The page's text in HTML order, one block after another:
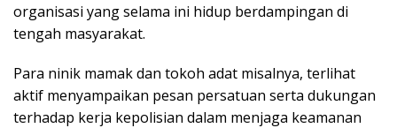
organisasi yang selama ini hidup berdampingan di
tengah masyarakat.
Para ninik mamak dan tokoh adat misalnya, terlihat
aktif menyampaikan pesan persatuan serta dukungan
terhadap kerja kepolisian dalam menjaga keamanan